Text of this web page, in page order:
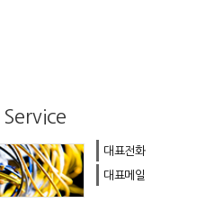
Service
대표전화
대표메일